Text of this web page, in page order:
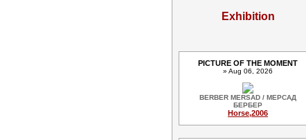
Exhibition
PICTURE OF THE MOMENT
» Aug 06, 2026
BERBER MERSAD / МЕРСАД
БЕРБЕР
Horse,2006